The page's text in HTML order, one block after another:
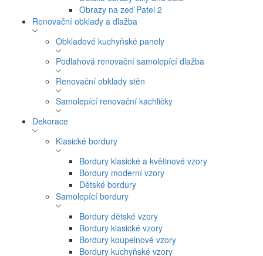
Obrazy na zeď Patel 2
Renovační obklady a dlažba
Obkladové kuchyňské panely
Podlahová renovační samolepící dlažba
Renovační obklady stěn
Samolepící renovační kachličky
Dekorace
Klasické bordury
Bordury klasické a květinové vzory
Bordury moderní vzory
Dětské bordury
Samolepící bordury
Bordury dětské vzory
Bordury klasické vzory
Bordury koupelnové vzory
Bordury kuchyňské vzory